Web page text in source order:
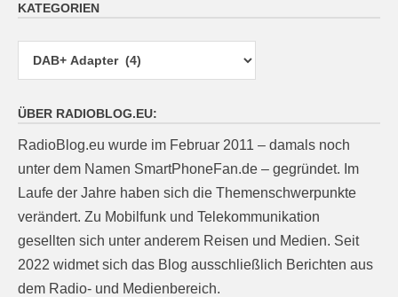
KATEGORIEN
ÜBER RADIOBLOG.EU:
RadioBlog.eu wurde im Februar 2011 – damals noch
unter dem Namen SmartPhoneFan.de – gegründet. Im
Laufe der Jahre haben sich die Themenschwerpunkte
verändert. Zu Mobilfunk und Telekommunikation
gesellten sich unter anderem Reisen und Medien. Seit
2022 widmet sich das Blog ausschließlich Berichten aus
dem Radio- und Medienbereich.